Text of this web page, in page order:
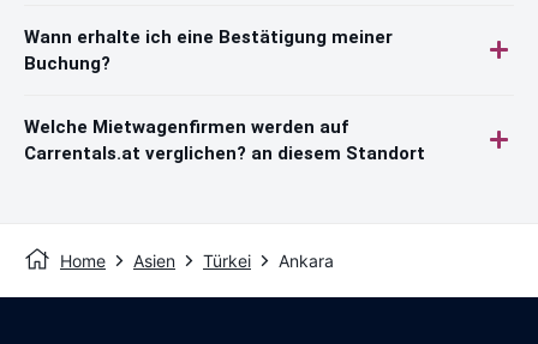
Wann erhalte ich eine Bestätigung meiner
Buchung?
Welche Mietwagenfirmen werden auf
Carrentals.at verglichen? an diesem Standort
Home Asien Türkei Ankara